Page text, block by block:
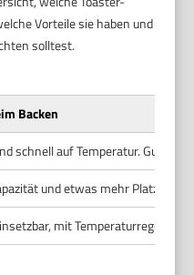
Vorteile sie haben und
solltest.
Backen
schnell auf Temperatur. Gut für
und etwas mehr Platz für
mit Temperaturregelung